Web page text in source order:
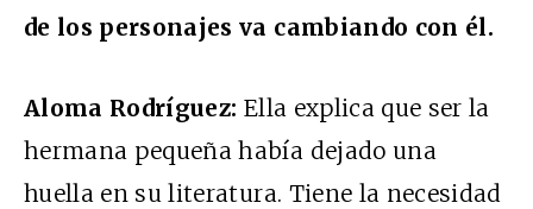
de los personajes va cambiando con él.
Aloma Rodríguez: Ella explica que ser la
hermana pequeña había dejado una
huella en su literatura. Tiene la necesidad